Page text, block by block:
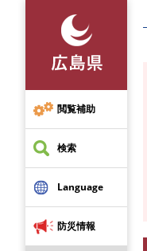
先
頭
で
す
閲覧補助
検索
Language
防災情報